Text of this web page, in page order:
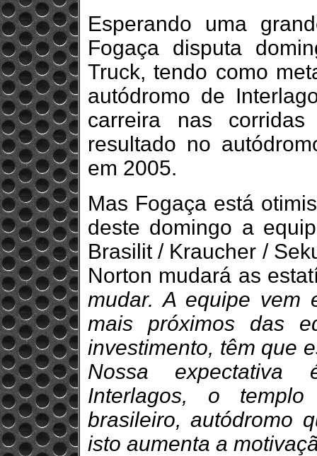
Esperando uma
Fogaça disputa
Truck, tendo como
autódromo de
carreira nas
resultado no
em 2005.
Mas Fogaça está
deste domingo a
Brasilit / Kraucher /
Norton mudará as
mudar. A equipe vem
mais próximos das
investimento, têm que
Nossa expectativa
Interlagos, o templo
brasileiro, autódromo
isto aumenta a